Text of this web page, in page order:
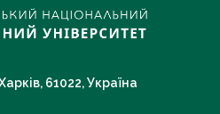
61022, Україна